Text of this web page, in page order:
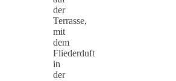
der
Terrasse,
mit
dem
Fliederduft
in
der